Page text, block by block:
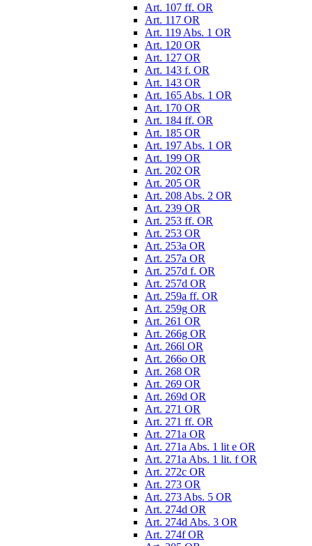
Art. 107 ff. OR
Art. 117 OR
Art. 119 Abs. 1 OR
Art. 120 OR
Art. 127 OR
Art. 143 f. OR
Art. 143 OR
Art. 165 Abs. 1 OR
Art. 170 OR
Art. 184 ff. OR
Art. 185 OR
Art. 197 Abs. 1 OR
Art. 199 OR
Art. 202 OR
Art. 205 OR
Art. 208 Abs. 2 OR
Art. 239 OR
Art. 253 ff. OR
Art. 253 OR
Art. 253a OR
Art. 257a OR
Art. 257d f. OR
Art. 257d OR
Art. 259a ff. OR
Art. 259g OR
Art. 261 OR
Art. 266g OR
Art. 266l OR
Art. 266o OR
Art. 268 OR
Art. 269 OR
Art. 269d OR
Art. 271 OR
Art. 271 ff. OR
Art. 271a OR
Art. 271a Abs. 1 lit e OR
Art. 271a Abs. 1 lit. f OR
Art. 272c OR
Art. 273 OR
Art. 273 Abs. 5 OR
Art. 274d OR
Art. 274d Abs. 3 OR
Art. 274f OR